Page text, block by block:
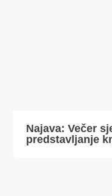
Najava: Večer
predstavljanje